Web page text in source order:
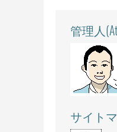
管理人
サイト